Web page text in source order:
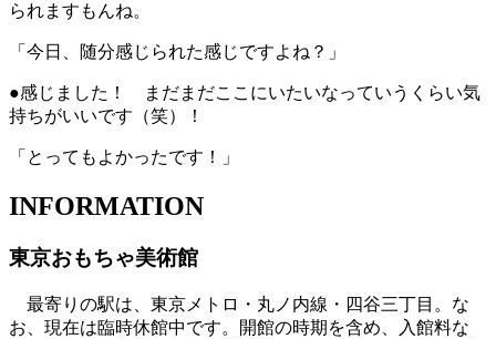
られますもんね。
「今日、随分感じられた感じですよね？」
●感じました！ まだまだここにいたいなっていうくらい気
持ちがいいです（笑）！
「とってもよかったです！」
INFORMATION
東京おもちゃ美術館
最寄りの駅は、東京メトロ・丸ノ内線・四谷三丁目。な
お、現在は臨時休館中です。開館の時期を含め、入館料な